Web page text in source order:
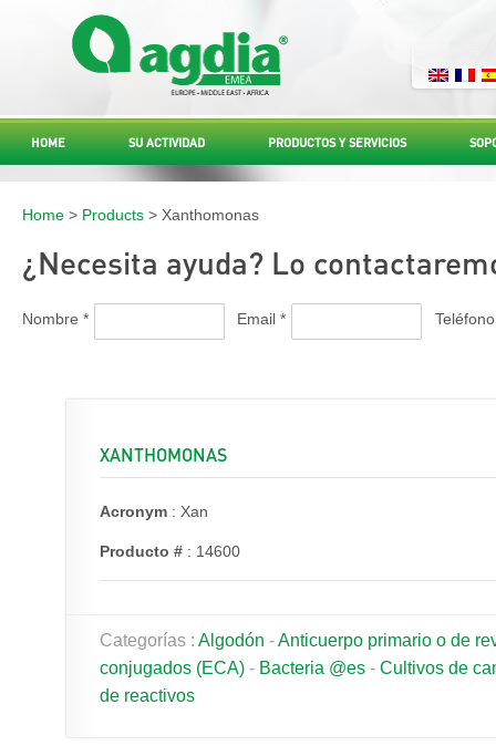
HOME SU ACTIVIDAD PRODUCTOS Y SERVICIOS
Home > Products > Xanthomonas
¿Necesita ayuda? Lo
Nombre * Email * Teléfono
XANTHOMONAS
Acronym : Xan
Producto # : 14600
Categorías : Algodón -Anticuerpo primario o de
conjugados (ECA) - Bacteria @es - Cultivos de
de reactivos